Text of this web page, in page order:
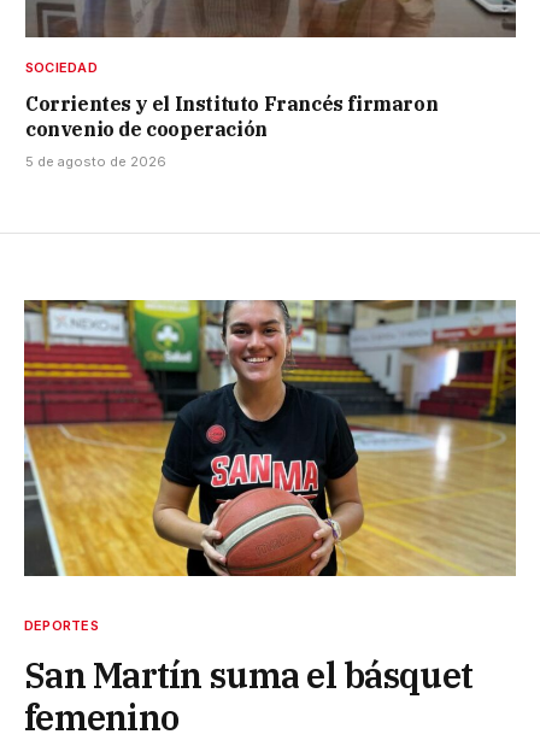
SOCIEDAD
Corrientes y el Instituto Francés firmaron
convenio de cooperación
5 de agosto de 2026
DEPORTES
San Martín suma el básquet
femenino